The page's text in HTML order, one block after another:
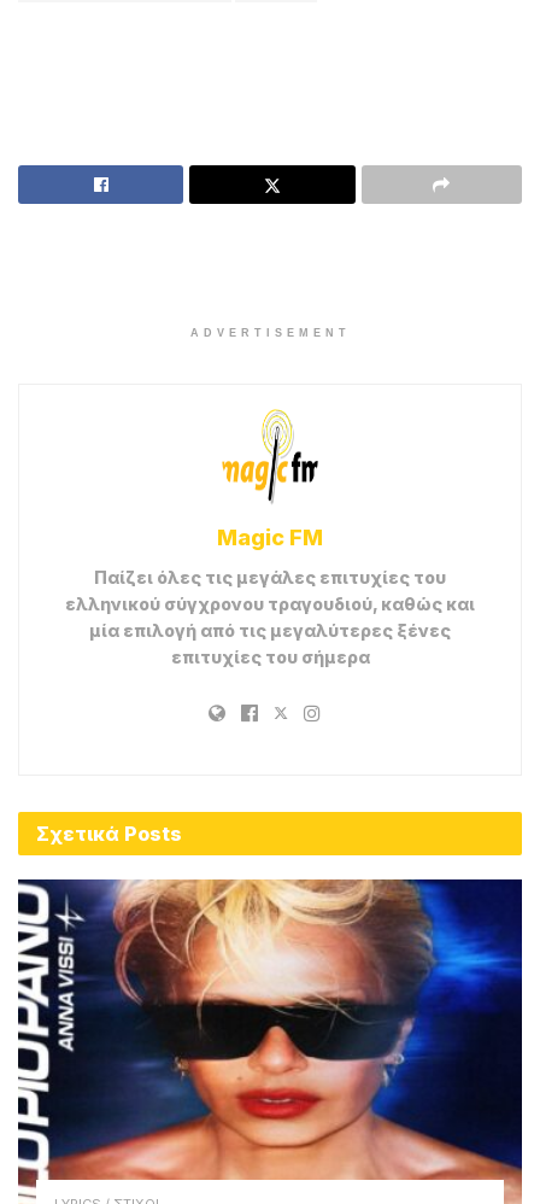
ADVERTISEMENT
Magic FM
Παίζει όλες τις μεγάλες επιτυχίες του
ελληνικού σύγχρονου τραγουδιού, καθώς και
μία επιλογή από τις μεγαλύτερες ξένες
επιτυχίες του σήμερα
Σχετικά Posts